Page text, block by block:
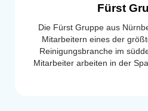
Fürst
Die Fürst Gruppe aus
Mitarbeitern eines der
Reinigungsbranche im
Mitarbeiter arbeiten in der